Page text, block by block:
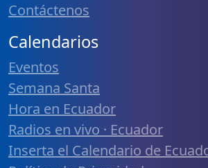
Contáctenos
Calendarios
Eventos
Semana Santa
Hora en Ecuador
Radios en vivo · Ecuador
Inserta el Calendario de